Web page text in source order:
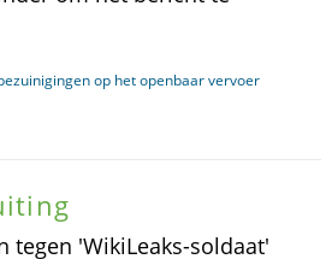
op het openbaar vervoer
tegen 'WikiLeaks-soldaat'